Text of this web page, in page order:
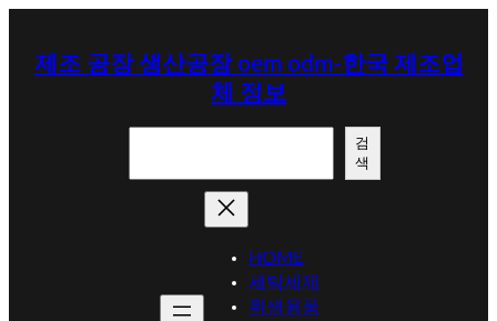
제조 공장 생산공장 oem odm-한국 제조업
체 정보
검
색
HOME
세탁세제
위생용품